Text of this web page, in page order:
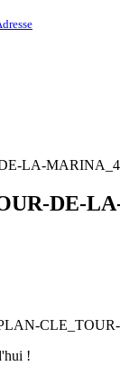
DE-
!